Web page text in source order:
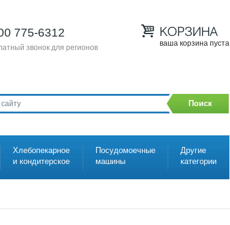
775-6312
звонок для регионов ваша корзина пуста
Поиск
Хлебопекарное
и кондитерское
Посудомоечные
машины
Другие
категории